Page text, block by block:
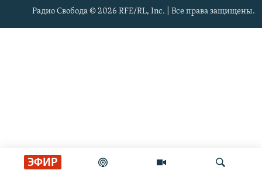
ЭФИР
Радио Свобода © 2026 RFE/RL, Inc. | Все права защищены.